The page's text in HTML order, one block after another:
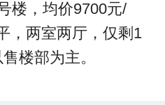
楼，均价9700元/
，两室两厅，仅剩1
楼部为主。